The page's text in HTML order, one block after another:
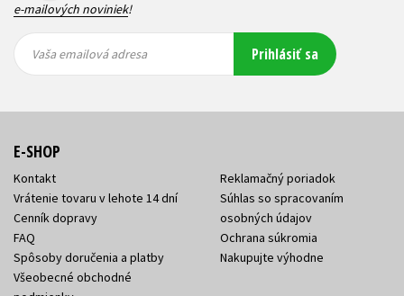
e-mailových noviniek!
emailová
emailová
Vaša emailová adresa Prihlásiť sa
E-SHOP
Kontakt
Vrátenie tovaru v lehote 14 dní
Cenník dopravy
FAQ
Spôsoby doručenia a platby
Všeobecné obchodné
Reklamačný poriadok
Súhlas so spracovaním
osobných údajov
Ochrana súkromia
Nakupujte výhodne